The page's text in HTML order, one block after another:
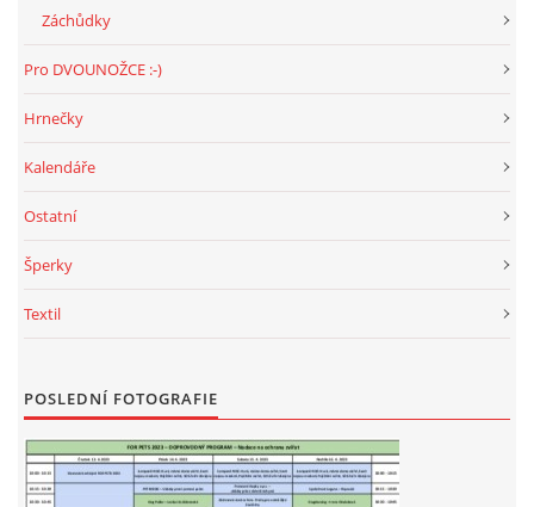
Záchůdky
Pro DVOUNOŽCE :-)
Hrnečky
Kalendáře
Ostatní
Šperky
Textil
POSLEDNÍ FOTOGRAFIE